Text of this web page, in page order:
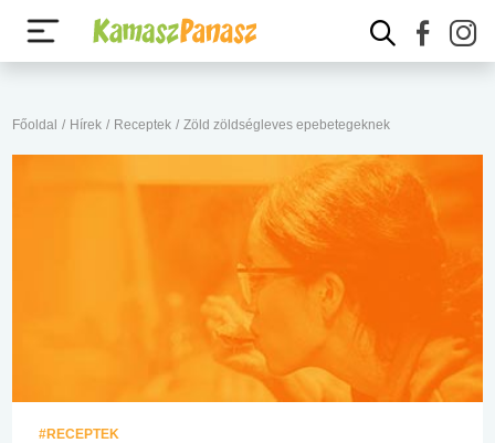
Főoldal / Hírek / Receptek / Zöld zöldségleves epebetegeknek
#RECEPTEK